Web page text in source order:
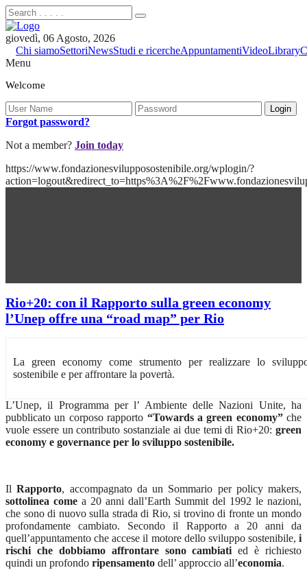
giovedì, 06 Agosto, 2026
Chi siamoSettoriNewsStudi e ricercheAppuntamentiVideoLibrary
Menu
Welcome
Forgot password?
Not a member? Join today
https://www.fondazionesvilupposostenibile.org/wplogin/?
Rio+20: con il Rapporto sulla green economy
l’Unep offre una “road map” per Rio
La green economy come strumento per realizzare lo
sostenibile e per affrontare la povertà.
L’Unep, il Programma per l’ Ambiente delle Nazioni Unite, ha
pubblicato un corposo rapporto “Towards a green economy”che
vuole essere un contributo sostanziale ai due temi di Rio+20: green
economy e governance per lo sviluppo sostenibile.
IlRapporto, accompagnato da un Sommario per policy makers,
sottolinea come a 20 anni dall’Earth Summit del 1992 le nazioni,
che sono di nuovo sulla strada di Rio, si trovino di fronte un mondo
profondamente cambiato. Secondo il Rapporto a 20 anni da
quell’appuntamento che accese il motore dello sviluppo sostenibile, i
rischi che dobbiamo affrontare sono cambiati ed è richiesto
quindi un profondo ripensamento dell’ approccio all’economia.